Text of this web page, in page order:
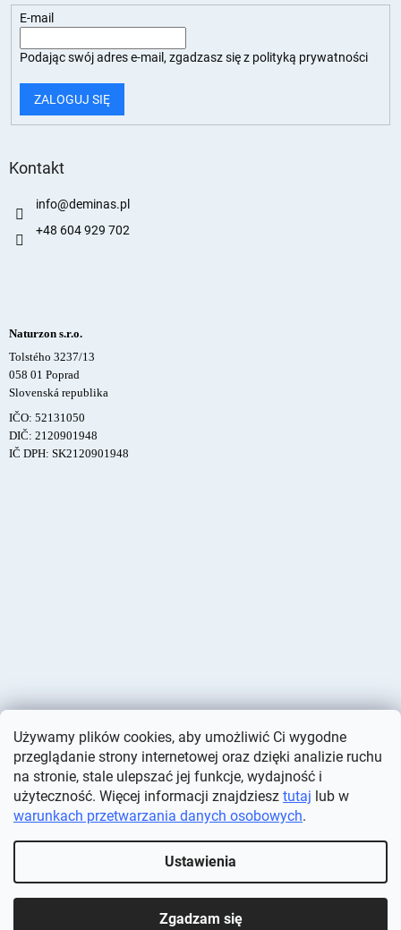
Używamy plików cookies, aby umożliwić Ci wygodne
przeglądanie strony internetowej oraz dzięki analizie ruchu
na stronie, stale ulepszać jej funkcje, wydajność i
użyteczność. Więcej informacji znajdziesz tutaj lub w
warunkach przetwarzania danych osobowych.
Ustawienia
Zgadzam się
E-mail
Podając swój adres e-mail, zgadzasz się z polityką prywatności
ZALOGUJ SIĘ
Kontakt
info@deminas.pl
+48 604 929 702
Naturzon s.r.o.
Tolstého 3237/13
058 01 Poprad
Slovenská republika
IČO: 52131050
DIČ: 2120901948
IČ DPH: SK2120901948